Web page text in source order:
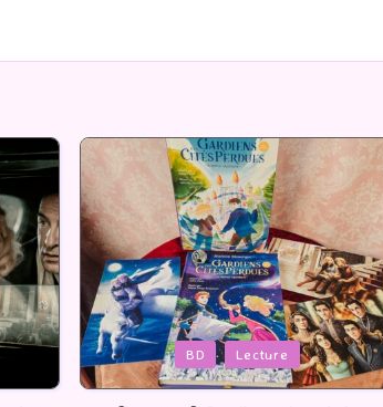
Posted
in
Serie Tv USA